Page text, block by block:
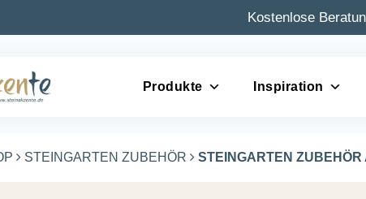
Kostenlose
Produkte Inspiration
STEINGARTEN ZUBEHÖR STEINGARTEN ZUBEHÖR